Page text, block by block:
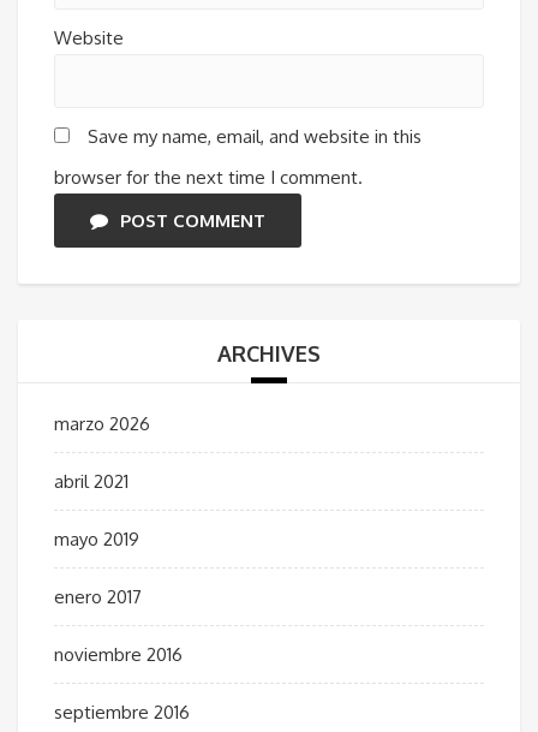
Website
Save my name, email, and website in this
browser for the next time I comment.
POST COMMENT
ARCHIVES
marzo 2026
abril 2021
mayo 2019
enero 2017
noviembre 2016
septiembre 2016